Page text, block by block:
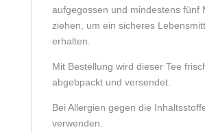
aufgegossen und mindestens fünf
ziehen, um ein sicheres
erhalten.
Mit Bestellung wird dieser Tee
abgebpackt und versendet.
Bei Allergien gegen die
verwenden.